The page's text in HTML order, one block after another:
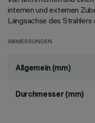
internen und externen
Längsachse des Strahlers
ABMESSUNGEN
Allgemein (mm)
Durchmesser (mm)